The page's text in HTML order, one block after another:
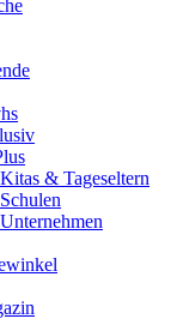
& Tageseltern